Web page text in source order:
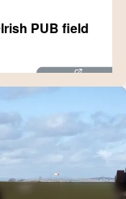
PUB field